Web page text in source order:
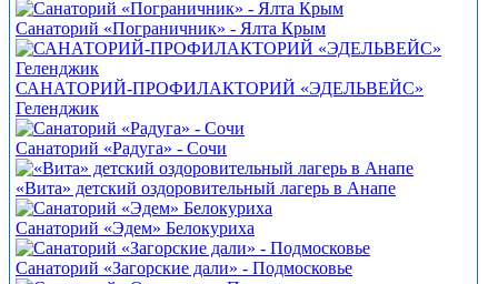
Санаторий «Пограничник» - Ялта Крым
САНАТОРИЙ-ПРОФИЛАКТОРИЙ «ЭДЕЛЬВЕЙС»
Геленджик
Санаторий «Радуга» - Сочи
«Вита» детский оздоровительный лагерь в Анапе
Санаторий «Эдем» Белокуриха
Санаторий «Загорские дали» - Подмосковье